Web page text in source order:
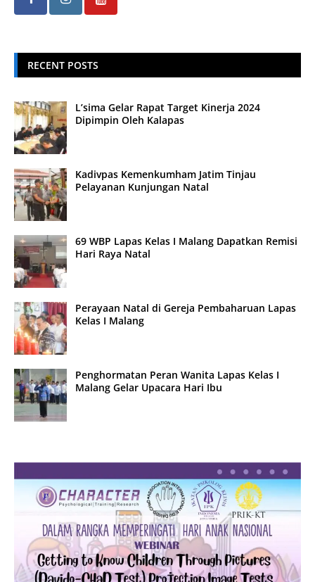
RECENT POSTS
L’sima Gelar Rapat Target Kinerja 2024
Dipimpin Oleh Kalapas
Kadivpas Kemenkumham Jatim Tinjau
Pelayanan Kunjungan Natal
69 WBP Lapas Kelas I Malang Dapatkan Remisi
Hari Raya Natal
Perayaan Natal di Gereja Pembaharuan Lapas
Kelas I Malang
Penghormatan Peran Wanita Lapas Kelas I
Malang Gelar Upacara Hari Ibu